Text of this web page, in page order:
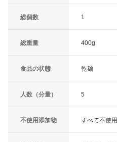
総個数 1
総重量 400g
食品の状態 乾麺
人数（分量） 5
不使用添加物 すべて不使用